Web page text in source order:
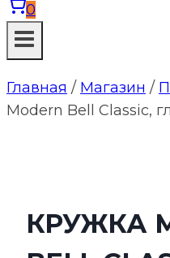
0
Главная / Магазин /
Modern Bell Classic,
КРУЖКА